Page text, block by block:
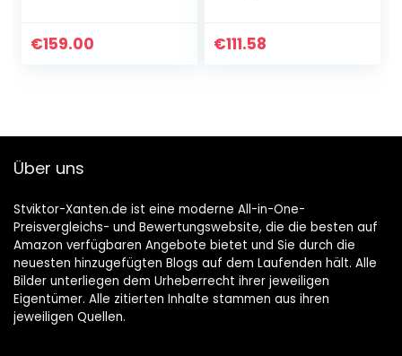
€159.00
IMA, 8 Pads, integr.
€111.58
Über uns
Stviktor-Xanten.de ist eine moderne All-in-One-
Preisvergleichs- und Bewertungswebsite, die die besten auf
Amazon verfügbaren Angebote bietet und Sie durch die
neuesten hinzugefügten Blogs auf dem Laufenden hält. Alle
Bilder unterliegen dem Urheberrecht ihrer jeweiligen
Eigentümer. Alle zitierten Inhalte stammen aus ihren
jeweiligen Quellen.